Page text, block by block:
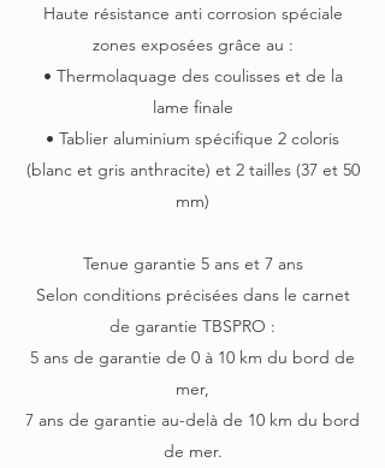
Haute résistance anti corrosion spéciale
zones exposées grâce au :
• Thermolaquage des coulisses et de la
lame finale
• Tablier aluminium spécifique 2 coloris
(blanc et gris anthracite) et 2 tailles (37 et 50
mm)
Tenue garantie 5 ans et 7 ans
Selon conditions précisées dans le carnet
de garantie TBSPRO :
5 ans de garantie de 0 à 10 km du bord de
mer,
7 ans de garantie au-delà de 10 km du bord
de mer.